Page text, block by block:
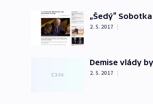
„Šedý“
2. 5. 2017 |
Demise vlády
2. 5. 2017 |